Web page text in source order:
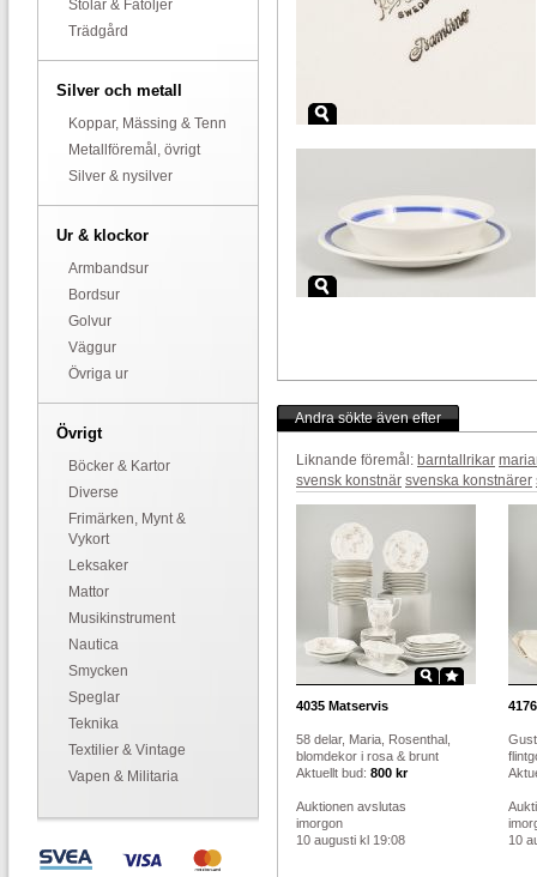
Stolar & Fåtöljer
Trädgård
Silver och metall
Koppar, Mässing & Tenn
Metallföremål, övrigt
Silver & nysilver
Ur & klockor
Armbandsur
Bordsur
Golvur
Väggur
Övriga ur
Övrigt
Böcker & Kartor
Diverse
Frimärken, Mynt &
Vykort
Leksaker
Mattor
Musikinstrument
Nautica
Smycken
Speglar
Teknika
Textilier & Vintage
Vapen & Militaria
Andra sökte även efter
Liknande föremål: barntallrikar
svensk konstnär svenska konstnärer
4035 Matservis
58 delar, Maria, Rosenthal,
blomdekor i rosa & brunt
Aktuellt bud: 800 kr
Auktionen avslutas
imorgon
10 augusti kl 19:08
4176
10